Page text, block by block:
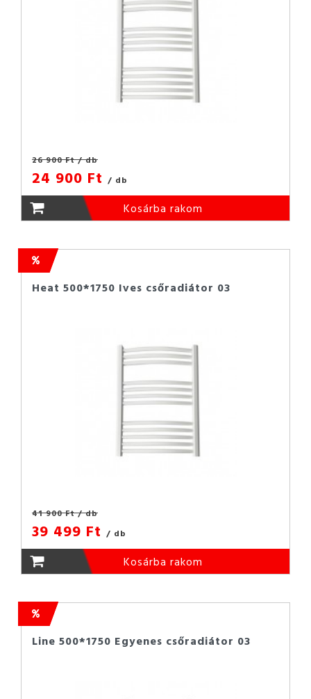
26 900 Ft/ db
24 900 Ft / db
Kosárba rakom
Heat 500*1750 Ives csőradiátor 03
41 900 Ft/ db
39 499 Ft / db
Kosárba rakom
Line 500*1750 Egyenes csőradiátor 03